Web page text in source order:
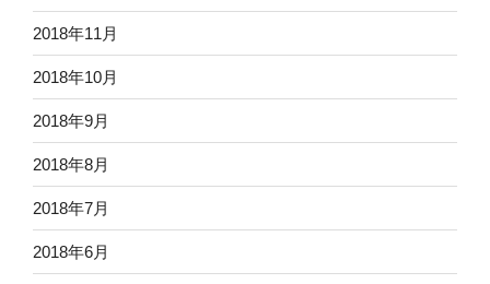
2018年11月
2018年10月
2018年9月
2018年8月
2018年7月
2018年6月